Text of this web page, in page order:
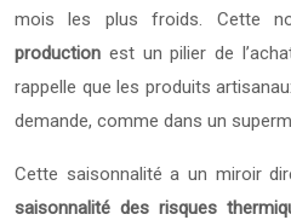
mois les plus froids. Cette
production est un pilier de
rappelle que les produits
demande, comme dans un
Cette saisonnalité a un miroir
saisonnalité des risques